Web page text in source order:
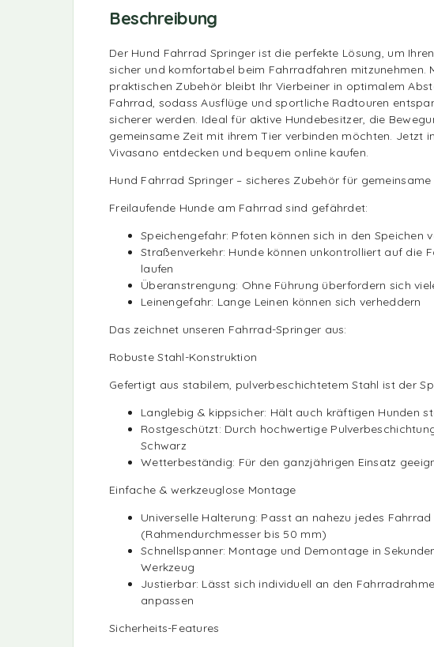
Beschreibung
Der Hund Fahrrad Springer ist die perfekte Lösung, um
sicher und komfortabel beim Fahrradfahren mitzunehmen.
praktischen Zubehör bleibt Ihr Vierbeiner in optimalem
Fahrrad, sodass Ausflüge und sportliche Radtouren
sicherer werden. Ideal für aktive Hundebesitzer, die
gemeinsame Zeit mit ihrem Tier verbinden möchten. Jetzt
Vivasano entdecken und bequem online kaufen.
Hund Fahrrad Springer – sicheres Zubehör für
Freilaufende Hunde am Fahrrad sind gefährdet:
Speichengefahr: Pfoten können sich in den Speichen
Straßenverkehr: Hunde können unkontrolliert auf die
laufen
Überanstrengung: Ohne Führung überfordern sich
Leinengefahr: Lange Leinen können sich verheddern
Das zeichnet unseren Fahrrad-Springer aus:
Robuste Stahl-Konstruktion
Gefertigt aus stabilem, pulverbeschichtetem Stahl ist der
Langlebig & kippsicher: Hält auch kräftigen Hunden
Rostgeschützt: Durch hochwertige
Schwarz
Wetterbeständig: Für den ganzjährigen Einsatz
Einfache & werkzeuglose Montage
Universelle Halterung: Passt an nahezu jedes Fahrrad
(Rahmendurchmesser bis 50 mm)
Schnellspanner: Montage und Demontage in
Werkzeug
Justierbar: Lässt sich individuell an den
anpassen
Sicherheits-Features